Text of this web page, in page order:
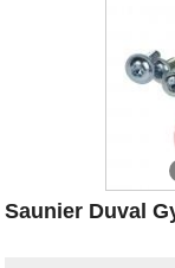
Saunier Duval